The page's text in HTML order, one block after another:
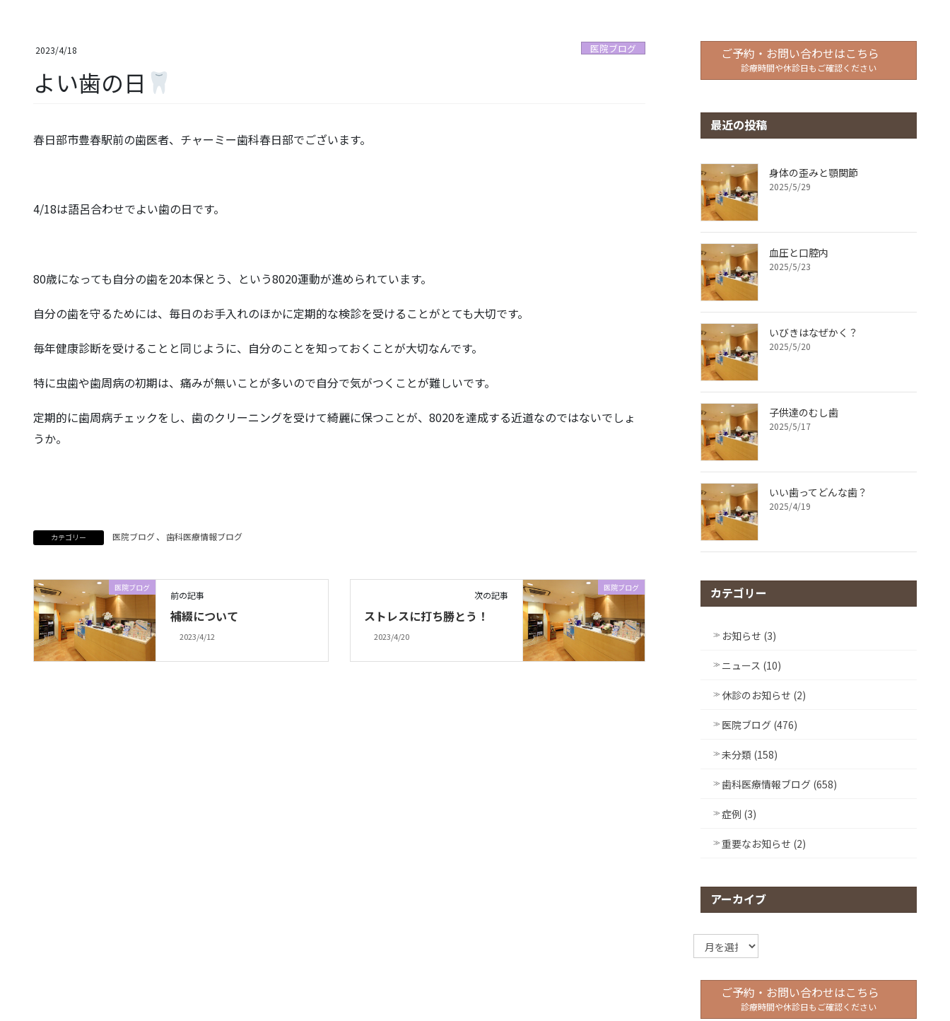
2023/4/18 医院ブログ
よい歯の日
春日部市豊春駅前の歯医者、チャーミー歯科春日部でございます。
4/18は語呂合わせでよい歯の日です。
80歳になっても自分の歯を20本保とう、という8020運動が進められています。
自分の歯を守るためには、毎日のお手入れのほかに定期的な検診を受けることがとても大切です。
毎年健康診断を受けることと同じように、自分のことを知っておくことが大切なんです。
特に虫歯や歯周病の初期は、痛みが無いことが多いので自分で気がつくことが難しいです。
定期的に歯周病チェックをし、歯のクリーニングを受けて綺麗に保つことが、8020を達成する近道なのではないでしょ
うか。
カテゴリー 医院ブログ、 歯科医療情報ブログ
医院ブログ
前の記事
補綴について
2023/4/12
医院ブログ
次の記事
ストレスに打ち勝とう！
2023/4/20
ご予約・お問い合わせはこちら
診療時間や休診日もご確認ください
最近の投稿
身体の歪みと顎関節
2025/5/29
血圧と口腔内
2025/5/23
いびきはなぜかく？
2025/5/20
子供達のむし歯
2025/5/17
いい歯ってどんな歯？
2025/4/19
カテゴリー
お知らせ (3)
ニュース (10)
休診のお知らせ (2)
医院ブログ (476)
未分類 (158)
歯科医療情報ブログ (658)
症例 (3)
重要なお知らせ (2)
アーカイブ
ア
ー
イ
ご予約・お問い合わせはこちら
診療時間や休診日もご確認ください